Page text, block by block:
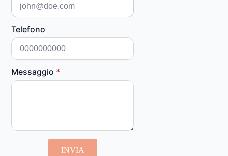
Telefono
Messaggio *
INVIA